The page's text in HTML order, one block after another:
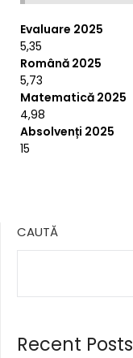
Evaluare 2025
5,35
Română 2025
5,73
Matematică 2025
4,98
Absolvenți 2025
15
CAUTĂ
Recent Posts